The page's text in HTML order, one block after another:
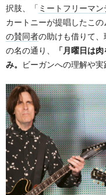
択肢、「 ミートフリーマン
カートニーが提唱したこ
の賛同者の助けも借りて
の名の通り、
「月曜日は
み。
ビーガンへの理解や実